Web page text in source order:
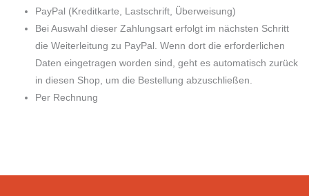
PayPal (Kreditkarte, Lastschrift, Überweisung)
Bei Auswahl dieser Zahlungsart erfolgt im nächsten Schritt
die Weiterleitung zu PayPal. Wenn dort die erforderlichen
Daten eingetragen worden sind, geht es automatisch zurück
in diesen Shop, um die Bestellung abzuschließen.
Per Rechnung